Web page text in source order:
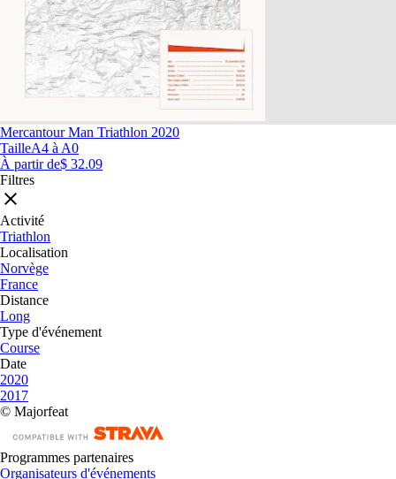
Mercantour Man Triathlon 2020
TailleA4 à A0
À partir de$ 32.09
Filtres
Activité
Triathlon
Localisation
Norvège
France
Distance
Long
Type d'événement
Course
Date
2020
2017
© Majorfeat
Programmes partenaires
Organisateurs d'événements